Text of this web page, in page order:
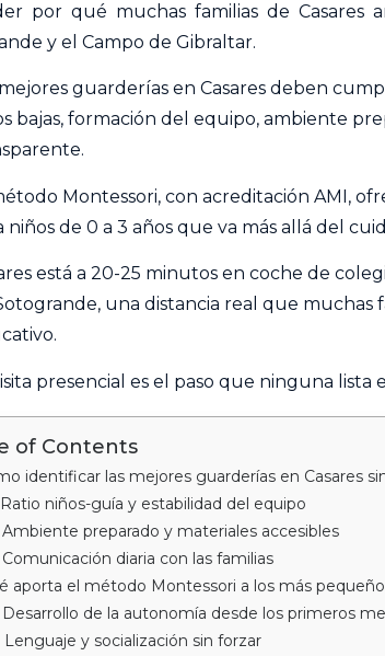
por qué muchas familias de Casares
y el Campo de Gibraltar.
mejores guarderías en Casares deben
bajas, formación del equipo, ambiente
Montessori, con acreditación AMI,
niños de 0 a 3 años que va más allá del
está a 20-25 minutos en coche de
una distancia real que muchas
presencial es el paso que ninguna
of Contents
identificar las mejores guarderías en Casares
Ratio niños-guía y estabilidad del equipo
Ambiente preparado y materiales accesibles
Comunicación diaria con las familias
aporta el método Montessori a los más
Desarrollo de la autonomía desde los primeros
Lenguaje y socialización sin forzar